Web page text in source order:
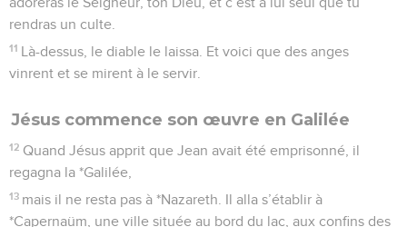
Ecoute, ô toi, terre de Zabulon et toi, terre de Nephtali,
Galilée des nations païennes :
lequel planait l’ombre de la mort, une lumière s’est levée.
17 A partir de ce moment, Jésus commença à prêcher en
public en disant : —*Changez, car le règne des cieux est
proche.